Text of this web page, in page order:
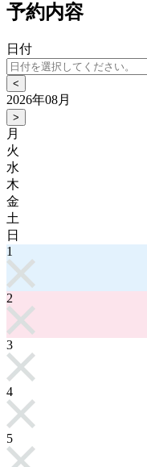
予約内容
日付
<
2026年08月
>
月
火
水
木
金
土
日
1
2
3
4
5